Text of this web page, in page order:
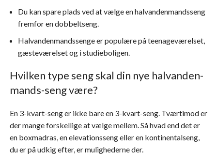
Du kan spare plads ved at vælge en halvandenmandsseng
fremfor en dobbeltseng.
Halvandenmandssenge er populære på teenageværelset,
gæsteværelset og i studieboligen.
Hvilken type seng skal din nye halvanden-
mands-seng være?
En 3-kvart-seng er ikke bare en 3-kvart-seng. Tværtimod er
der mange forskellige at vælge mellem. Så hvad end det er
en boxmadras, en elevationsseng eller en kontinentalseng,
du er på udkig efter, er mulighederne der.